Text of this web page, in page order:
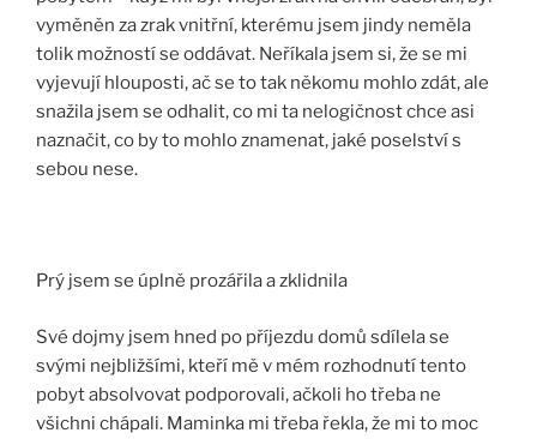
vyměněn za zrak vnitřní, kterému jsem jindy neměla
tolik možností se oddávat. Neříkala jsem si, že se mi
vyjevují hlouposti, ač se to tak někomu mohlo zdát, ale
snažila jsem se odhalit, co mi ta nelogičnost chce asi
naznačit, co by to mohlo znamenat, jaké poselství s
sebou nese.
Prý jsem se úplně prozářila a zklidnila
Své dojmy jsem hned po příjezdu domů sdílela se
svými nejbližšími, kteří mě v mém rozhodnutí tento
pobyt absolvovat podporovali, ačkoli ho třeba ne
všichni chápali. Maminka mi třeba řekla, že mi to moc